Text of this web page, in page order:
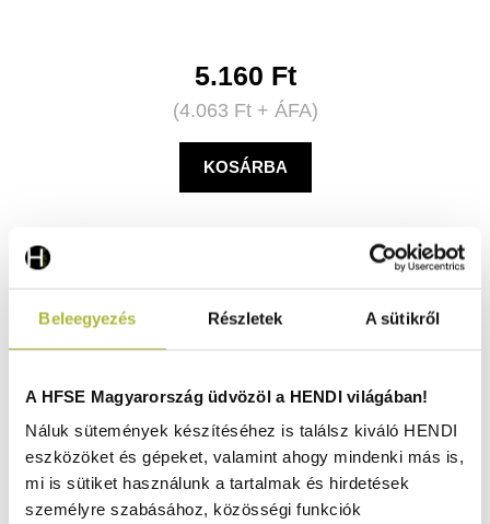
Beleegyezés Részletek A sütikről
A HFSE Magyarország üdvözöl a HENDI világában!
Náluk sütemények készítéséhez is találsz kiváló HENDI
eszközöket és gépeket, valamint ahogy mindenki más is,
mi is sütiket használunk a tartalmak és hirdetések
személyre szabásához, közösségi funkciók
5.160 Ft
(4.063 Ft+ ÁFA)
KOSÁRBA